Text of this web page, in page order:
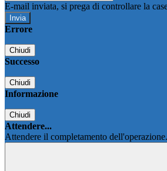
E-mail inviata, si prega di controllare la
Errore
Chiudi
Successo
Chiudi
Informazione
Chiudi
Attendere...
Attendere il completamento